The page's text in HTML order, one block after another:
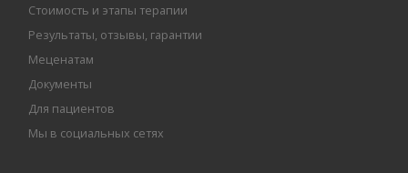
Стоимость и этапы терапии
Результаты, отзывы, гарантии
Меценатам
Документы
Для пациентов
Мы в социальных сетях